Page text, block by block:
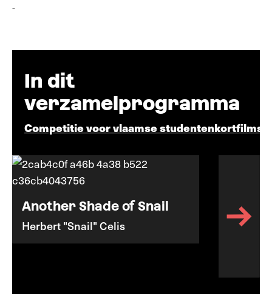
-
In dit
verzamelprogramma
Competitie voor vlaamse studentenkortfilms
Another Shade of Snail
Herbert "Snail" Celis